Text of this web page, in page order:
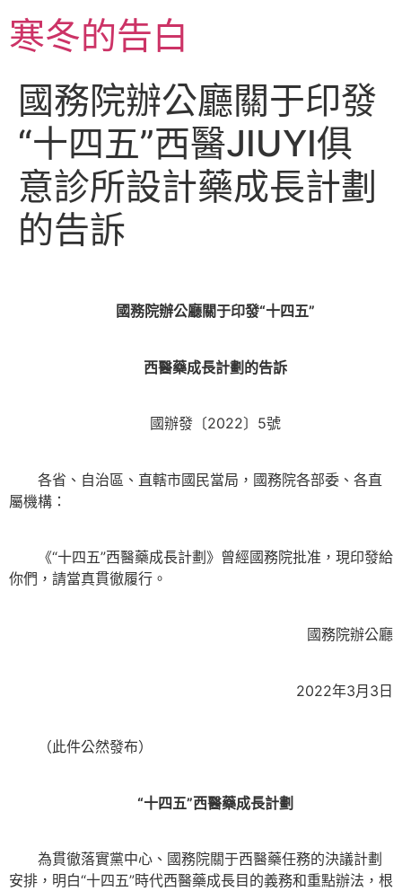
至
主寒冬的告白
國務院辦公廳關于印發
“十四五”西醫JIUYI俱
意診所設計藥成長計劃
的告訴
國務院辦公廳關于印發“十四五”
西醫藥成長計劃的告訴
國辦發〔2022〕5號
各省、自治區、直轄市國民當局，國務院各部委、各直
屬機構：
《“十四五”西醫藥成長計劃》曾經國務院批准，現印發給
你們，請當真貫徹履行。
國務院辦公廳
2022年3月3日
（此件公然發布）
“十四五”西醫藥成長計劃
為貫徹落實黨中心、國務院關于西醫藥任務的決議計劃
安排，明白“十四五”時代西醫藥成長目的義務和重點辦法，根